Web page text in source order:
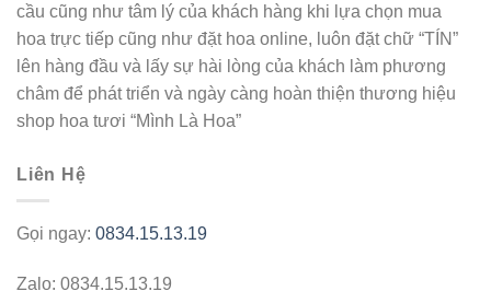
cầu cũng như tâm lý của khách hàng khi lựa chọn mua
hoa trực tiếp cũng như đặt hoa online, luôn đặt chữ “TÍN”
lên hàng đầu và lấy sự hài lòng của khách làm phương
châm để phát triển và ngày càng hoàn thiện thương hiệu
shop hoa tươi “Mình Là Hoa”
Liên Hệ
Gọi ngay: 0834.15.13.19
Zalo: 0834.15.13.19